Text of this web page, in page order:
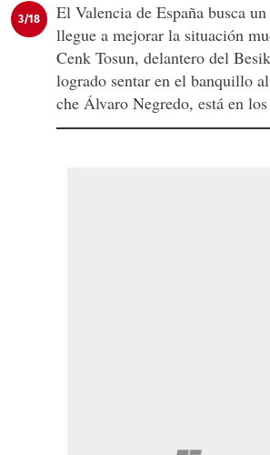
3/18
El Valencia de España busca
llegue a mejorar la situación
Cenk Tosun, delantero del
logrado sentar en el banquillo
che Álvaro Negredo, está en los